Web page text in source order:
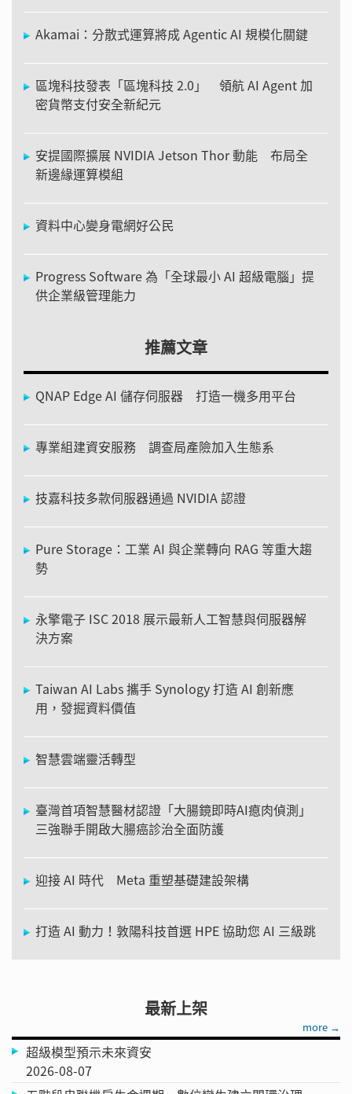
Akamai：分散式運算將成 Agentic AI 規模化關鍵
區塊科技發表「區塊科技 2.0」 領航 AI Agent 加
密貨幣支付安全新紀元
安提國際擴展 NVIDIA Jetson Thor 動能 布局全
新邊緣運算模組
資料中心變身電網好公民
Progress Software 為「全球最小 AI 超級電腦」提
供企業級管理能力
推薦文章
QNAP Edge AI 儲存伺服器 打造一機多用平台
專業組建資安服務 調查局產險加入生態系
技嘉科技多款伺服器通過 NVIDIA 認證
Pure Storage：工業 AI 與企業轉向 RAG 等重大趨
勢
永擎電子 ISC 2018 展示最新人工智慧與伺服器解
決方案
Taiwan AI Labs 攜手 Synology 打造 AI 創新應
用，發掘資料價值
智慧雲端靈活轉型
臺灣首項智慧醫材認證「大腸鏡即時AI瘜肉偵測」
三強聯手開啟大腸癌診治全面防護
迎接 AI 時代 Meta 重塑基礎建設架構
打造 AI 動力！敦陽科技首選 HPE 協助您 AI 三級跳
最新上架
more →
超級模型預示未來資安
2026-08-07